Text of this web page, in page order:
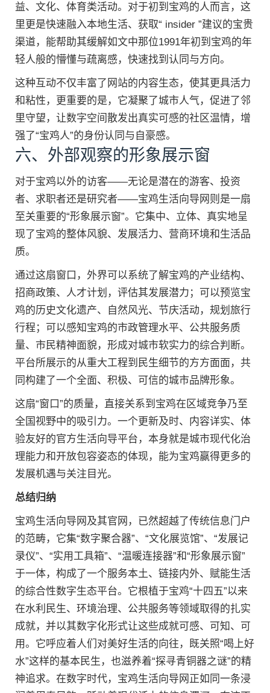
益、文化、体育类活动。对于初到宝鸡的人而言，这
里更是快速融入本地生活、获取“ insider ”建议的宝贵
渠道，能帮助其缓解如文中那位1991年初到宝鸡的年
轻人般的懵懂与疏离感，快速找到认同与方向。
这种互动不仅丰富了网站的内容生态，使其更具活力
和粘性，更重要的是，它凝聚了城市人气，促进了邻
里守望，让数字空间散发出真实可感的社区温情，增
强了“宝鸡人”的身份认同与自豪感。
六、外部观察的形象展示窗
对于宝鸡以外的访客——无论是潜在的游客、投资
者、求职者还是研究者——宝鸡生活向导网则是一扇
至关重要的“形象展示窗”。它集中、立体、真实地呈
现了宝鸡的整体风貌、发展活力、营商环境和生活品
质。
通过这扇窗口，外界可以系统了解宝鸡的产业结构、
招商政策、人才计划，评估其发展潜力；可以预览宝
鸡的历史文化遗产、自然风光、节庆活动，规划旅行
行程；可以感知宝鸡的市政管理水平、公共服务质
量、市民精神面貌，形成对城市软实力的综合判断。
平台所展示的从重大工程到民生细节的方方面面，共
同构建了一个全面、积极、可信的城市品牌形象。
这扇“窗口”的质量，直接关系到宝鸡在区域竞争乃至
全国视野中的吸引力。一个更新及时、内容详实、体
验友好的官方生活向导平台，本身就是城市现代化治
理能力和开放包容姿态的体现，能为宝鸡赢得更多的
发展机遇与关注目光。
总结归纳
宝鸡生活向导网及其官网，已然超越了传统信息门户
的范畴，它集“数字聚合器”、“文化展览馆”、“发展记
录仪”、“实用工具箱”、“温暖连接器”和“形象展示窗”
于一体，构成了一个服务本土、链接内外、赋能生活
的综合性数字生态平台。它根植于宝鸡“十四五”以来
在水利民生、环境治理、公共服务等领域取得的扎实
成就，并以其数字化形式让这些成就可感、可知、可
用。它呼应着人们对美好生活的向往，既关照“喝上好
水”这样的基本民生，也滋养着“探寻青铜器之谜”的精
神追求。在数字时代，宝鸡生活向导网正如同一条浸